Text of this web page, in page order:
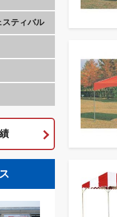
スティバル